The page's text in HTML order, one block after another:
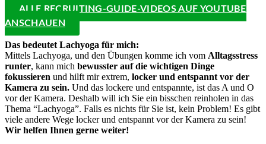
ALLE RECRUITING-GUIDE-VIDEOS AUF YOUTUBE
ANSCHAUEN
Das bedeutet Lachyoga für mich:
Mittels Lachyoga, und den Übungen komme ich vom Alltagsstress
runter, kann mich bewusster auf die wichtigen Dinge
fokussieren und hilft mir extrem, locker und entspannt vor der
Kamera zu sein. Und das lockere und entspannte, ist das A und O
vor der Kamera. Deshalb will ich Sie ein bisschen reinholen in das
Thema “Lachyoga”. Falls es nichts für Sie ist, kein Problem! Es gibt
viele andere Wege locker und entspannt vor der Kamera zu sein!
Wir helfen Ihnen gerne weiter!